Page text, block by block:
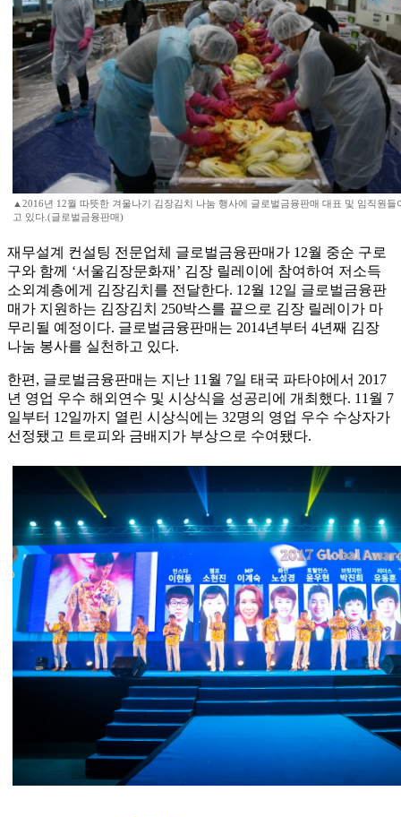
▲2016년 12월 따뜻한 겨울나기 김장김치 나눔 행사에 글로벌금융판매 대표 및 임직원들
고 있다.(글로벌금융판매)
재무설계 컨설팅 전문업체 글로벌금융판매가 12월 중순 구로
구와 함께 ‘서울김장문화재’ 김장 릴레이에 참여하여 저소득
소외계층에게 김장김치를 전달한다. 12월 12일 글로벌금융판
매가 지원하는 김장김치 250박스를 끝으로 김장 릴레이가 마
무리될 예정이다. 글로벌금융판매는 2014년부터 4년째 김장
나눔 봉사를 실천하고 있다.
한편, 글로벌금융판매는 지난 11월 7일 태국 파타야에서 2017
년 영업 우수 해외연수 및 시상식을 성공리에 개최했다. 11월 7
일부터 12일까지 열린 시상식에는 32명의 영업 우수 수상자가
선정됐고 트로피와 금배지가 부상으로 수여됐다.